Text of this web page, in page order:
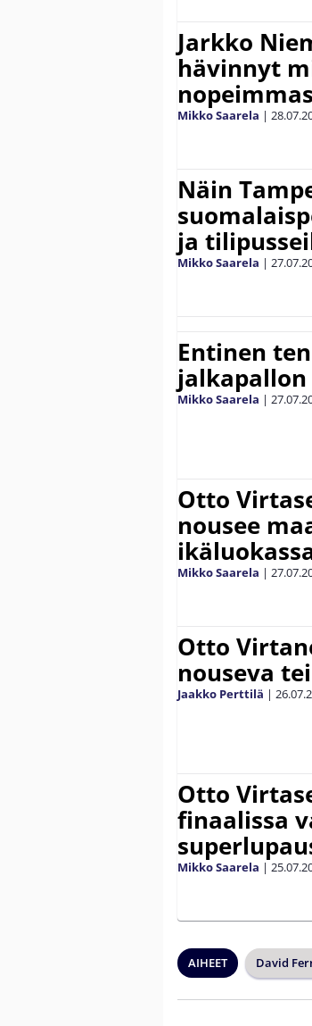
Jarkko
hävinnyt
Mikko Saarela |
Näin
ja
Mikko Saarela |
Entinen
jalkapallon
Mikko Saarela |
Otto
nousee
Mikko Saarela |
Otto
nouseva
Jaakko Perttilä |
Otto
finaalissa
Mikko Saarela |
AIHEET David